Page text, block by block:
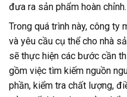
đưa ra sản phẩm hoàn chỉnh.
Trong quá trình này, công ty
và yêu cầu cụ thể cho nhà
sẽ thực hiện các bước cần
gồm việc tìm kiếm nguồn
phần, kiểm tra chất lượng,